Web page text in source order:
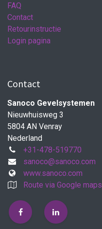
FAQ
Contact
Retourinstructie
Login pagina
Contact
Sanoco Gevelsystemen
Nieuwhuisweg 3
5804 AN Venray
Nederland
+31-478-519770
sanoco@sanoco.com
www.sanoco.com
Route via Google maps